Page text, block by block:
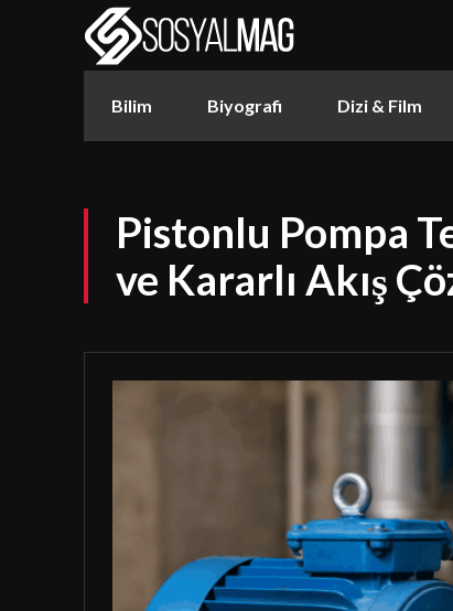
Bilim Biyografi Dizi & Film
Pistonlu Pompa
ve Kararlı Akış